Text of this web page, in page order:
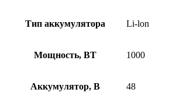
Тип аккумулятора Li-lon
Мощность, ВТ 1000
Аккумулятор, В 48